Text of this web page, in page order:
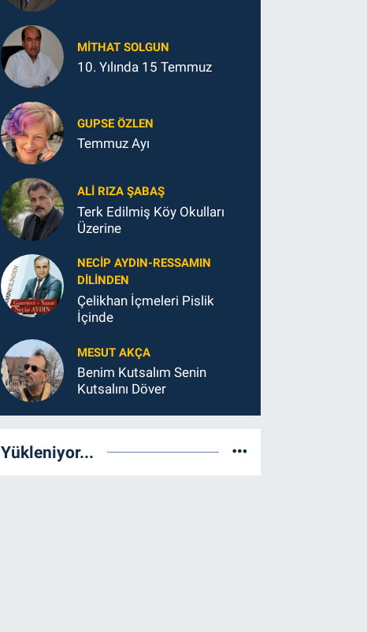
MITHAT SOLGUN
10. Yılında 15 Temmuz
GUPSE ÖZLEN
Temmuz Ayı
ALI RIZA ŞABAŞ
Terk Edilmiş Köy Okulları
Üzerine
NECIP AYDIN-RESSAMIN
DILINDEN
Çelikhan İçmeleri Pislik
İçinde
MESUT AKÇA
Benim Kutsalım Senin
Kutsalını Döver
Yükleniyor...